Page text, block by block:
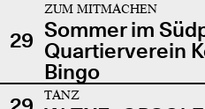
29
ZUM MITMACHEN
Sommer im
Quartierverein
Bingo
TANZ